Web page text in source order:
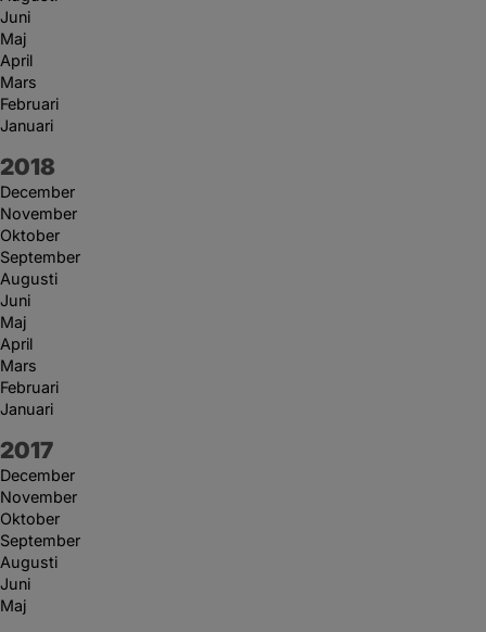
Juni
Maj
April
Mars
Februari
Januari
År:
2018
December
November
Oktober
September
Augusti
Juni
Maj
April
Mars
Februari
Januari
År:
2017
December
November
Oktober
September
Augusti
Juni
Maj